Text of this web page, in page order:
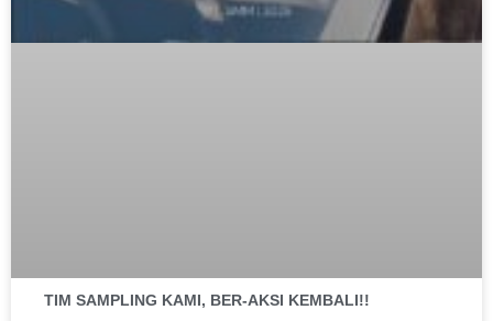
TIM SAMPLING KAMI, BER-AKSI KEMBALI!!